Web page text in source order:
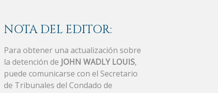
NOTA DEL EDITOR:
Para obtener una actualización sobre
la detención de JOHN WADLY LOUIS,
puede comunicarse con el Secretario
de Tribunales del Condado de